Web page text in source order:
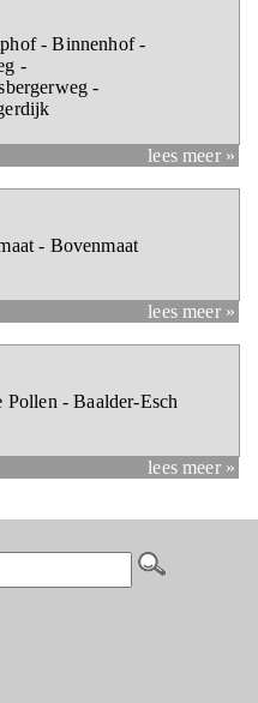
- Binnenhof -
-
-
lees meer »
- Bovenmaat
lees meer »
- Baalder-Esch
lees meer »